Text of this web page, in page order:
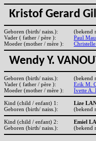
Kristof Gerard
Geboren (birth/ naiss.):
(bekend
Vader ( father / père ):
Paul
Moeder (mother / mère ):
Wendy Y.
Geboren (birth/ naiss.):
(bekend
Vader ( father / père ):
Erik M.
Moeder (mother / mère ):
Ivette A.
Kind (child / enfant) 1:
Lize
Geboren (birth/ naiss.):
(bekend
Kind (child / enfant) 2:
Emiel
Geboren (birth/ naiss.):
(bekend